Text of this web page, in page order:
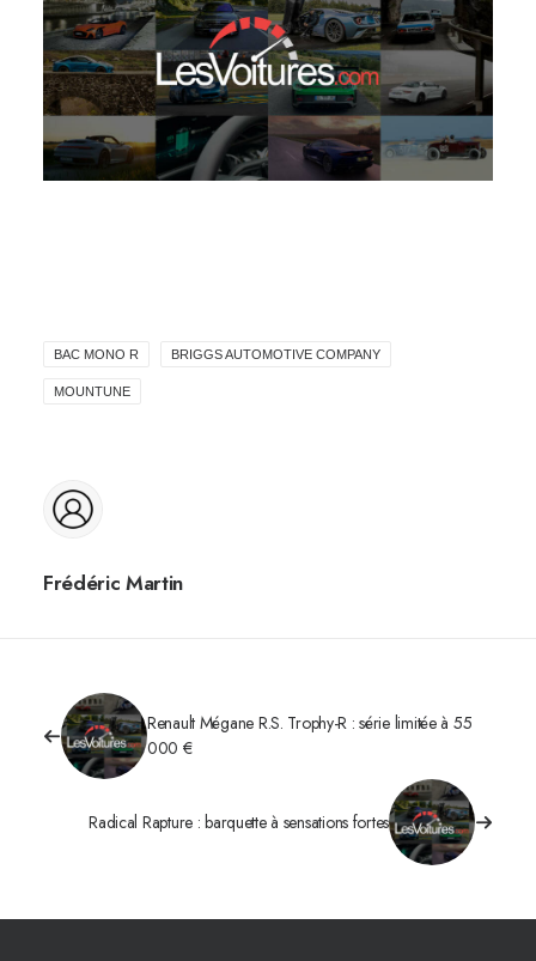
BAC MONO R BRIGGS AUTOMOTIVE COMPANY
MOUNTUNE
Frédéric Martin
Renault Mégane R.S. Trophy-R : série limitée à 55
000 €
Radical Rapture : barquette à sensations fortes